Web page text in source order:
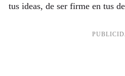
tus ideas, de ser firme en tus